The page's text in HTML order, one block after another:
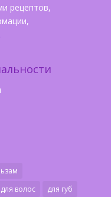
рецептов,
для волос
для губ